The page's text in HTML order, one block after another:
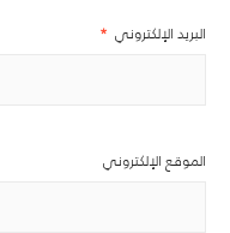
البريد الإلكتروني *
الموقع الإلكتروني